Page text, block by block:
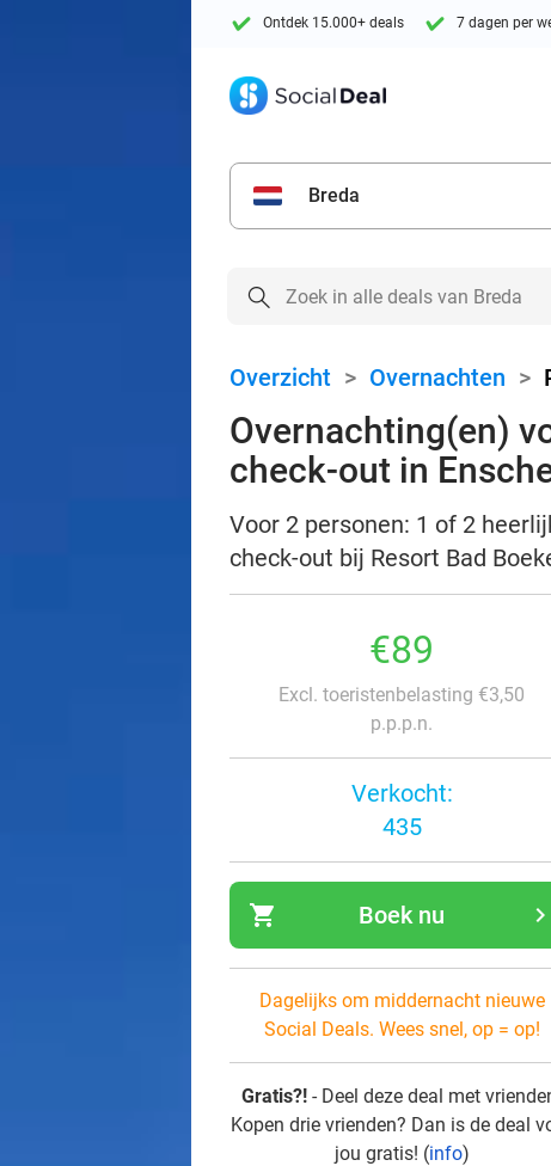
Ontdek 15.000+ deals 7 dagen per
Breda
Overzicht > Overnachten >
Overnachting(en)
check-out in
Voor 2 personen: 1 of 2
check-out bij Resort Bad
€89
Excl. toeristenbelasting €3,50
p.p.p.n.
Verkocht:
435
shopping_cart navigate_next
Boek nu
Dagelijks om middernacht nieuwe
Social Deals. Wees snel, op = op!
Gratis?! - Deel deze deal met
Kopen drie vrienden? Dan is de deal
jou gratis! (info)